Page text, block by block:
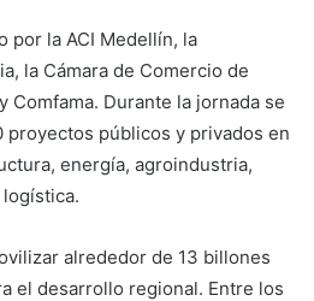
por la ACI Medellín, la
la Cámara de Comercio de
Comfama. Durante la jornada se
proyectos públicos y privados en
energía, agroindustria,
alrededor de 13 billones
el desarrollo regional. Entre los